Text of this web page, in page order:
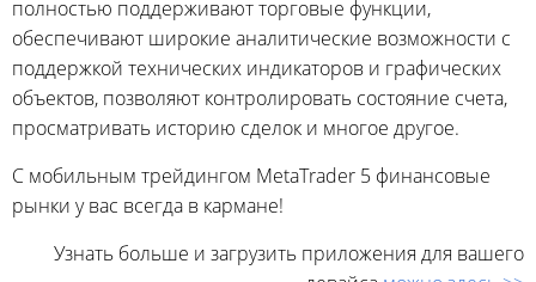
полностью поддерживают торговые функции,
обеспечивают широкие аналитические возможности с
поддержкой технических индикаторов и графических
объектов, позволяют контролировать состояние счета,
просматривать историю сделок и многое другое.
С мобильным трейдингом MetaTrader 5 финансовые
рынки у вас всегда в кармане!
Узнать больше и загрузить приложения для вашего